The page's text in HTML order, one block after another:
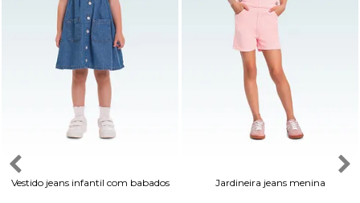
Vestido jeans infantil com babados Jardineira jeans menina